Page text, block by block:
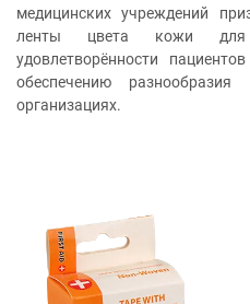
медицинских учреждений
ленты цвета кожи для
удовлетворённости
обеспечению
организациях.